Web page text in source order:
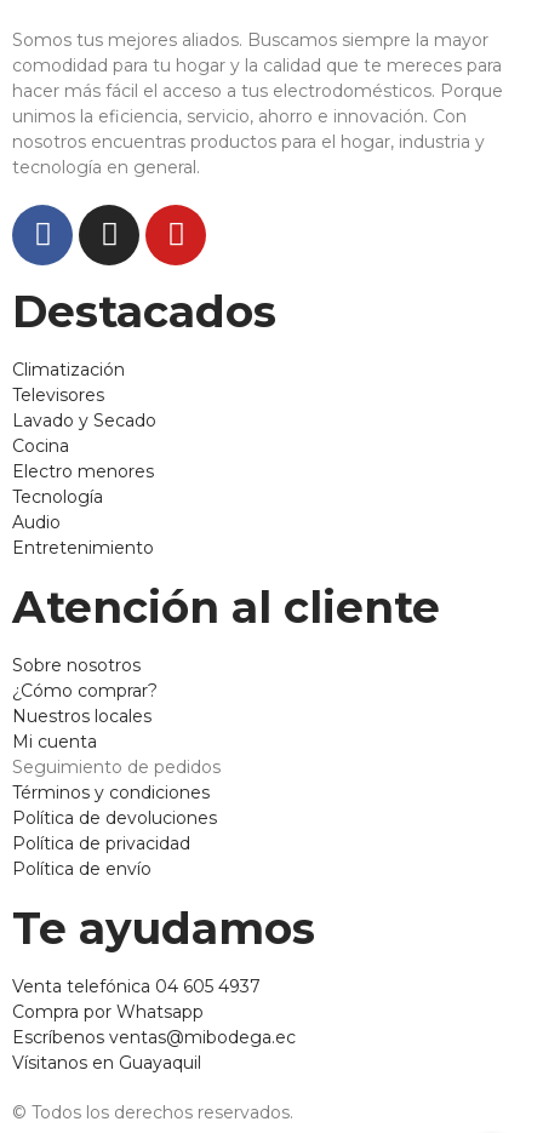
Somos tus mejores aliados. Buscamos siempre la mayor
comodidad para tu hogar y la calidad que te mereces para
hacer más fácil el acceso a tus electrodomésticos. Porque
unimos la eficiencia, servicio, ahorro e innovación. Con
nosotros encuentras productos para el hogar, industria y
tecnología en general.
Destacados
Climatización
Televisores
Lavado y Secado
Cocina
Electro menores
Tecnología
Audio
Entretenimiento
Atención al cliente
Sobre nosotros
¿Cómo comprar?
Nuestros locales
Mi cuenta
Seguimiento de pedidos
Términos y condiciones
Política de devoluciones
Política de privacidad
Política de envío
Te ayudamos
Venta telefónica 04 605 4937
Compra por Whatsapp
Escríbenos ventas@mibodega.ec
Vísitanos en Guayaquil
© Todos los derechos reservados.